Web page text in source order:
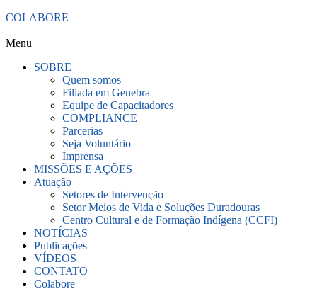
COLABORE
Menu
SOBRE
Quem somos
Filiada em Genebra
Equipe de Capacitadores
COMPLIANCE
Parcerias
Seja Voluntário
Imprensa
MISSÕES E AÇÕES
Atuação
Setores de Intervenção
Setor Meios de Vida e Soluções Duradouras
Centro Cultural e de Formação Indígena (CCFI)
NOTÍCIAS
Publicações
VÍDEOS
CONTATO
Colabore